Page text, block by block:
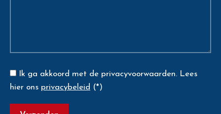
Ik ga akkoord met de privacyvoorwaarden. Lees
hier ons privacybeleid (*)